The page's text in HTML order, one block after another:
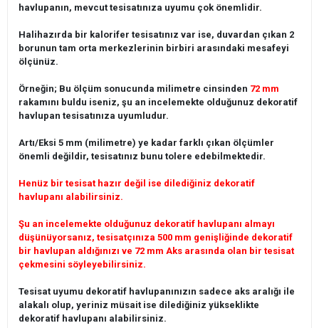
havlupanın, mevcut tesisatınıza uyumu çok önemlidir.
Halihazırda bir kalorifer tesisatınız var ise, duvardan çıkan 2
borunun tam orta merkezlerinin birbiri arasındaki mesafeyi
ölçünüz.
Örneğin; Bu ölçüm sonucunda milimetre cinsinden 72 mm
rakamını buldu iseniz, şu an incelemekte olduğunuz dekoratif
havlupan tesisatınıza uyumludur.
Artı/Eksi 5 mm (milimetre) ye kadar farklı çıkan ölçümler
önemli değildir, tesisatınız bunu tolere edebilmektedir.
Henüz bir tesisat hazır değil ise dilediğiniz dekoratif
havlupanı alabilirsiniz.
Şu an incelemekte olduğunuz dekoratif havlupanı almayı
düşünüyorsanız, tesisatçınıza 500 mm genişliğinde dekoratif
bir havlupan aldığınızı ve 72 mm Aks arasında olan bir tesisat
çekmesini söyleyebilirsiniz.
Tesisat uyumu dekoratif havlupanınızın sadece aks aralığı ile
alakalı olup, yeriniz müsait ise dilediğiniz yükseklikte
dekoratif havlupanı alabilirsiniz.